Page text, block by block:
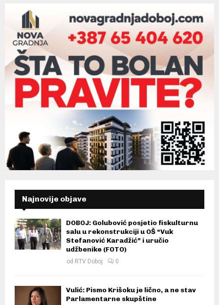
Najnovije objave
DOBOJ: Golubović posjetio fiskulturnu
salu u rekonstrukciji u OŠ “Vuk
Stefanović Karadžić” i uručio
udžbenike (FOTO)
od RTV Doboj 0
Vulić: Pismo Krišoku je lično, a ne stav
Parlamentarne skupštine